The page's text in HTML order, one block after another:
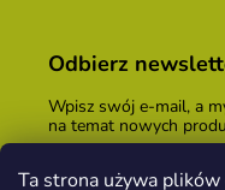
Ta strona używa
Odbierz
Wpisz swój e-mail, a
na temat nowych